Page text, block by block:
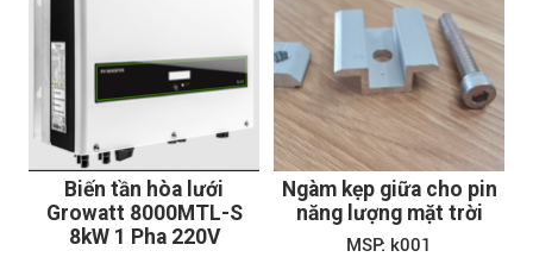
Biến tần hòa lưới
Growatt 8000MTL-S
8kW 1 Pha 220V
Ngàm kẹp giữa cho pin
năng lượng mặt trời
MSP: k001